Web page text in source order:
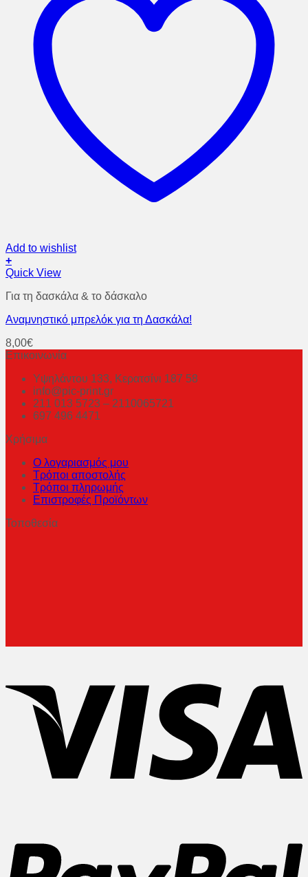
Add to wishlist
+
Quick View
Για τη δασκάλα & το δάσκαλο
Aναμνηστικό μπρελόκ για τη Δασκάλα!
8,00€
Επικοινωνία
Υψηλάντου 133, Κερατσίνι 187 58
info@pic-print.gr
211 013 5723 – 2110065721
697 496 4471
Χρήσιμα
Ο λογαριασμός μου
Τρόποι αποστολής
Τρόποι πληρωμής
Επιστροφές Προϊόντων
Τοποθεσία